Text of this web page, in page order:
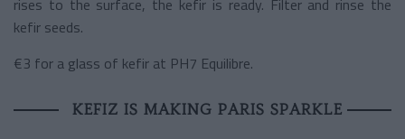
kefir seeds.
€3 for a glass of kefir at PH7 Equilibre.
KEFIZ IS MAKING PARIS SPARKLE